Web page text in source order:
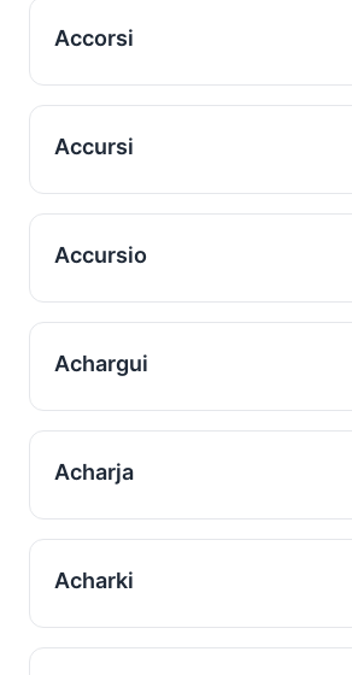
Accorsi
Accursi
Accursio
Achargui
Acharja
Acharki